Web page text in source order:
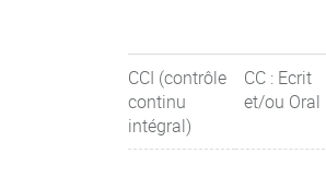
CCI (contrôle
continu
intégral)
CC : Ecrit
et/ou Oral